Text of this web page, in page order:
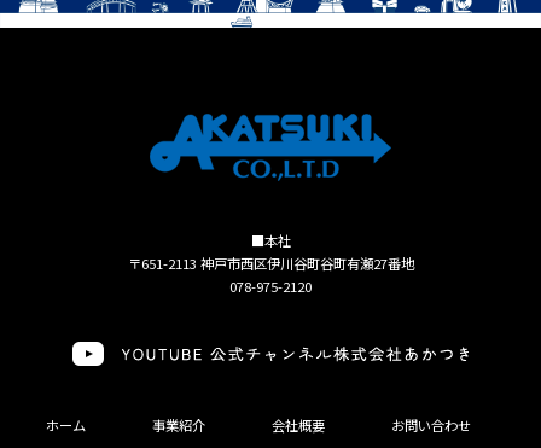
■本社
〒651-2113 神戸市西区伊川谷町谷町有瀬27番地
078-975-2120
ホーム 事業紹介 会社概要 お問い合わせ